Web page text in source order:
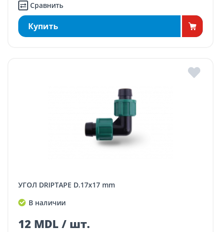
Сравнить
Купить
УГОЛ DRIPTAPE D.17x17 mm
В наличии
12 MDL / шт.